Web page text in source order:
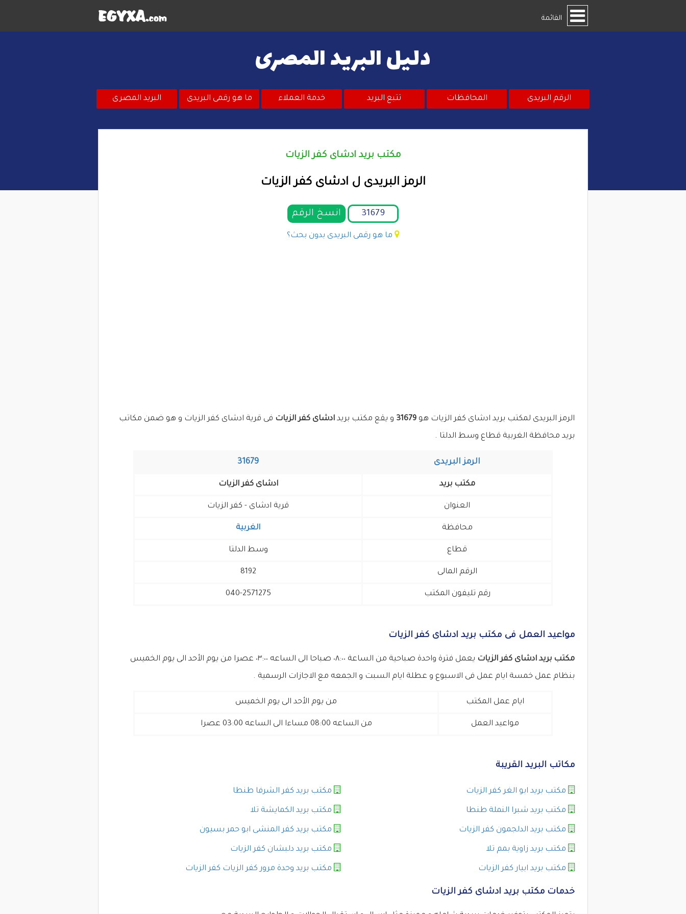
القائمة
دليل البريد المصرى
الرقم البريدى المحافظات تتبع البريد خدمة العملاء ما هو رقمى البريدى البريد المصرى
مكتب بريد ادشاى كفر الزيات
الرمز البريدى ل ادشاى كفر الزيات
انسخ الرقم
ما هو رقمى البريدى بدون بحث؟
الرمز البريدى لمكتب بريد ادشاى كفر الزيات هو 31679 و يقع مكتب بريد ادشاى كفر الزيات فى قرية ادشاى كفر الزيات و هو ضمن مكاتب
بريد محافظة الغربية قطاع وسط الدلتا .
الرمز البريدى 31679
مكتب بريد ادشاى كفر الزيات
العنوان قرية ادشاى - كفر الزيات
محافظة الغربية
قطاع وسط الدلتا
الرقم المالى 8192
رقم تليفون المكتب 040-2571275
مواعيد العمل فى مكتب بريد ادشاى كفر الزيات
مكتب بريد ادشاى كفر الزيات
يعمل فترة واحدة صباحية من الساعة ٠٨:٠٠ صباحا الى الساعه ٠٣:٠٠ عصرا من يوم الأحد الى يوم الخميس
بنظام عمل خمسة ايام عمل فى الاسبوع و عطلة ايام السبت و الجمعه مع الاجازات الرسمية .
ايام عمل المكتب من يوم الأحد الى يوم الخميس
مواعيد العمل من الساعه 08:00 مساءا الى الساعه 03:00 عصرا
مكاتب البريد القريبة
مكتب بريد ابو الغر كفر الزيات مكتب بريد كفر الشرفا طنطا
مكتب بريد شبرا النملة طنطا مكتب بريد الكمايشة تلا
مكتب بريد الدلجمون كفر الزيات مكتب بريد كفر المنشى ابو حمر بسيون
مكتب بريد زاوية بمم تلا مكتب بريد دلبشان كفر الزيات
مكتب بريد ابيار كفر الزيات مكتب بريد وحدة مرور كفر الزيات كفر الزيات
خدمات مكتب بريد ادشاى كفر الزيات